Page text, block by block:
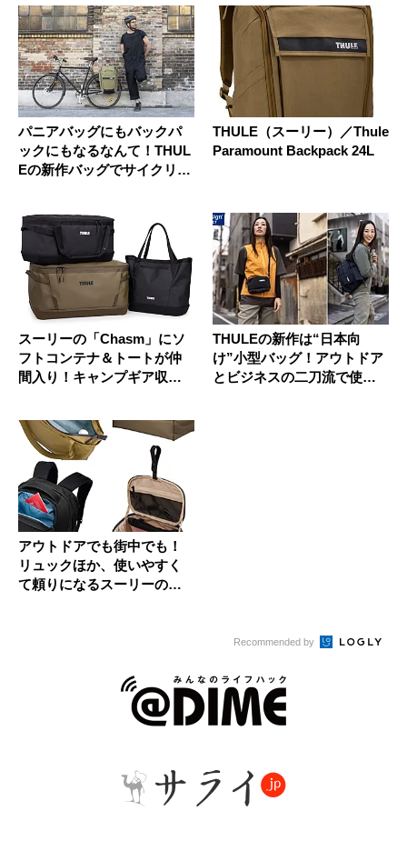
パニアバッグにもバックパ
ックにもなるなんて！THUL
Eの新作バッグでサイクリン
THULE（スーリー）／Thule
Paramount Backpack 24L
スーリーの「Chasm」にソ
フトコンテナ＆トートが仲
間入り！キャンプギア収納
THULEの新作は“日本向
け”小型バッグ！アウトドア
とビジネスの二刀流で使え
アウトドアでも街中でも！
リュックほか、使いやすく
て頼りになるスーリーの最
Recommended by